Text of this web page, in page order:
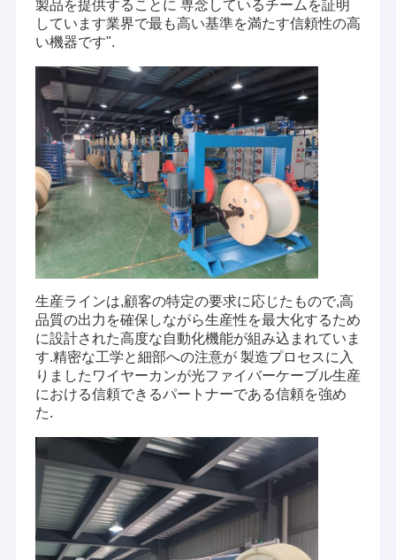
製品を提供することに 専念しているチームを証明
しています業界で最も高い基準を満たす信頼性の高
い機器です".
生産ラインは,顧客の特定の要求に応じたもので,高
品質の出力を確保しながら生産性を最大化するため
に設計された高度な自動化機能が組み込まれていま
す.精密な工学と細部への注意が 製造プロセスに入
りましたワイヤーカンが光ファイバーケーブル生産
における信頼できるパートナーである信頼を強め
た.